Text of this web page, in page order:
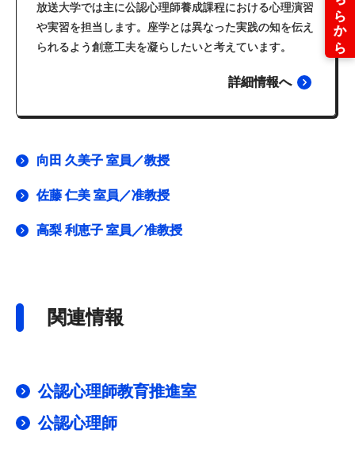
放送大学では主に公認心理師養成課程における心理演習
や実習を担当します。座学とは異なった実践の知を伝え
られるよう創意工夫を凝らしたいと考えています。
詳細情報へ
向田 久美子 室員／教授
佐藤 仁美 室員／准教授
高梨 利恵子 室員／准教授
関連情報
公認心理師教育推進室
公認心理師